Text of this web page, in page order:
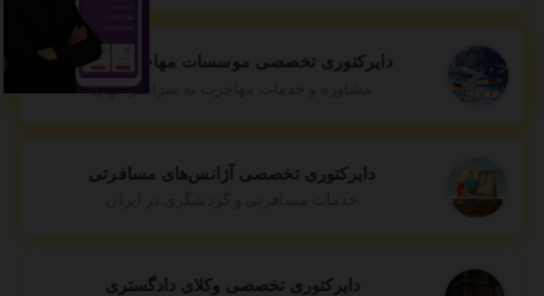
دایرکتوری تخصصی موسسات مهاجرتی ایران
مشاوره و خدمات مهاجرت به سراسر جهان
دایرکتوری تخصصی آژانس‌های مسافرتی
دایرکتوری تخصصی وکلای دادگستری